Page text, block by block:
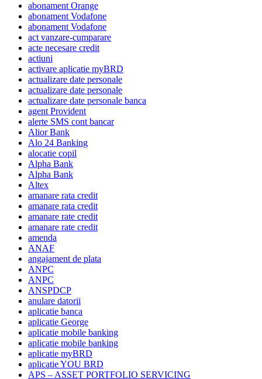
abonament Orange
abonament Vodafone
abonament Vodafone
act vanzare-cumparare
acte necesare credit
actiuni
activare aplicatie myBRD
actualizare date personale
actualizare date personale
actualizare date personale banca
agent Provident
alerte SMS cont bancar
Alior Bank
Alo 24 Banking
alocatie copil
Alpha Bank
Alpha Bank
Altex
amanare rata credit
amanare rata credit
amanare rate credit
amanare rate credit
amenda
ANAF
angajament de plata
ANPC
ANPC
ANSPDCP
anulare datorii
aplicatie banca
aplicatie George
aplicatie mobile banking
aplicatie mobile banking
aplicatie myBRD
aplicatie YOU BRD
APS – ASSET PORTFOLIO SERVICING